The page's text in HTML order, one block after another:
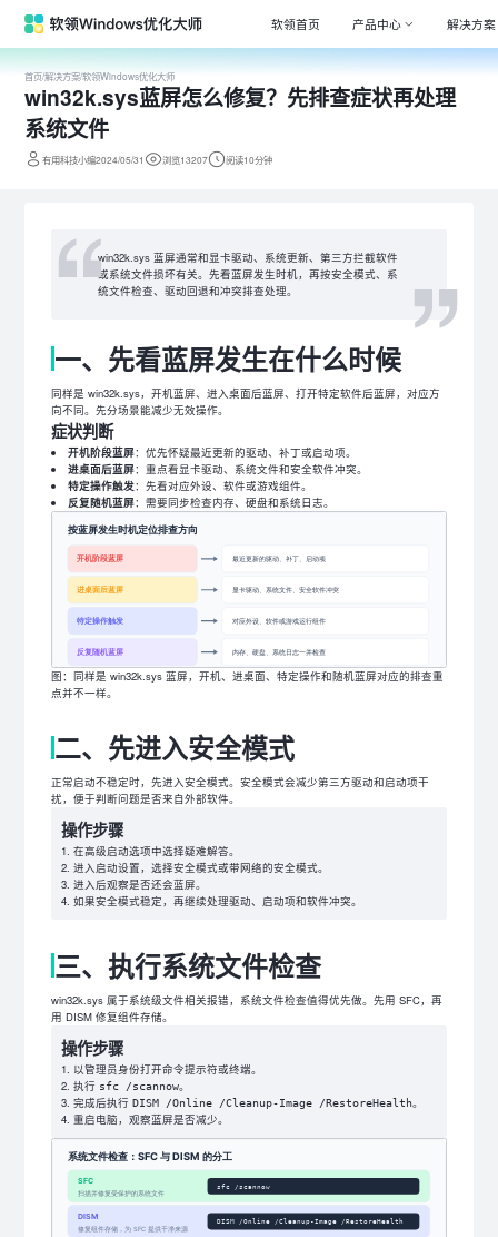
软领首页 产品中心
Windows
专注清理
全面诊断
解决方案
首页/解决方案/软领Windows优化大师
win32k.sys蓝屏怎么修复？先排查症状再处理
系统文件
有用科技小编2024/05/31 浏览13207 阅读10分钟
win32k.sys 蓝屏通常和显卡驱动、系统更新、第三方拦截软件
或系统文件损坏有关。先看蓝屏发生时机，再按安全模式、系
统文件检查、驱动回退和冲突排查处理。
一、先看蓝屏发生在什么时候
同样是 win32k.sys，开机蓝屏、进入桌面后蓝屏、打开特定软件后蓝屏，对应方
向不同。先分场景能减少无效操作。
症状判断
开机阶段蓝屏：优先怀疑最近更新的驱动、补丁或启动项。
进桌面后蓝屏：重点看显卡驱动、系统文件和安全软件冲突。
特定操作触发：先看对应外设、软件或游戏组件。
反复随机蓝屏：需要同步检查内存、硬盘和系统日志。
图：同样是 win32k.sys 蓝屏，开机、进桌面、特定操作和随机蓝屏对应的排查重
点并不一样。
二、先进入安全模式
正常启动不稳定时，先进入安全模式。安全模式会减少第三方驱动和启动项干
扰，便于判断问题是否来自外部软件。
操作步骤
在高级启动选项中选择疑难解答。
进入启动设置，选择安全模式或带网络的安全模式。
进入后观察是否还会蓝屏。
如果安全模式稳定，再继续处理驱动、启动项和软件冲突。
三、执行系统文件检查
win32k.sys 属于系统级文件相关报错，系统文件检查值得优先做。先用 SFC，再
用 DISM 修复组件存储。
操作步骤
以管理员身份打开命令提示符或终端。
执行 sfc /scannow。
完成后执行DISM /Online /Cleanup-Image /RestoreHealth。
重启电脑，观察蓝屏是否减少。